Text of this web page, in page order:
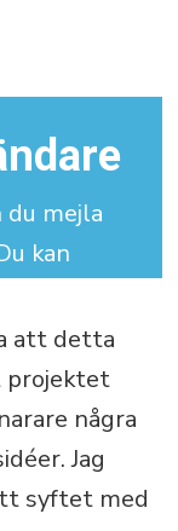
mejla
kan
vi
av
att detta
projektet
några
Jag
syftet med